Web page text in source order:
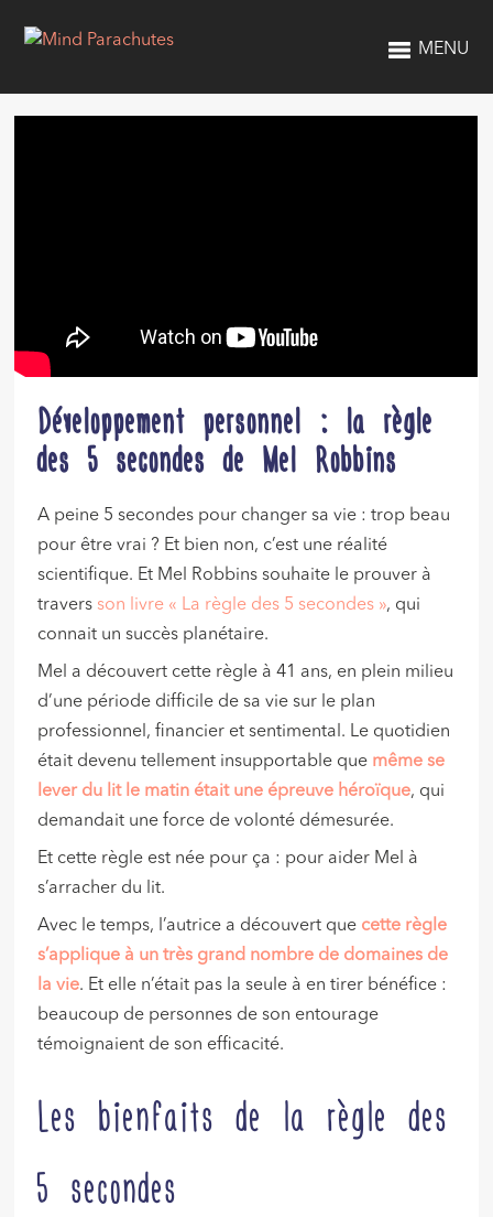
MENU
Développement personnel : la règle
des 5 secondes de Mel Robbins
A peine 5 secondes pour changer sa vie : trop beau
pour être vrai ? Et bien non, c’est une réalité
scientifique. Et Mel Robbins souhaite le prouver à
travers son livre « La règle des 5 secondes », qui
connait un succès planétaire.
Mel a découvert cette règle à 41 ans, en plein milieu
d’une période difficile de sa vie sur le plan
professionnel, financier et sentimental. Le quotidien
était devenu tellement insupportable que même se
lever du lit le matin était une épreuve héroïque, qui
demandait une force de volonté démesurée.
Et cette règle est née pour ça : pour aider Mel à
s’arracher du lit.
Avec le temps, l’autrice a découvert que cette règle
s’applique à un très grand nombre de domaines de
la vie. Et elle n’était pas la seule à en tirer bénéfice :
beaucoup de personnes de son entourage
témoignaient de son efficacité.
Les bienfaits de la règle des
5 secondes